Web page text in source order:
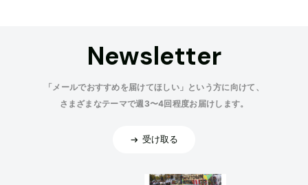
Newsletter
「メールでおすすめを届けてほしい」という方に向けて、
さまざまなテーマで週3〜4回程度お届けします。
受け取る